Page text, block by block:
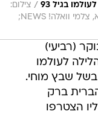
בגיל 93 / צילום:
לשכת העיתונות הממשלתית, דוברות בית הנשיא, צלמי וואלה! NEWS;
(רביעי)
לעולמו
שבץ מוחי.
ברק
הצטרפו